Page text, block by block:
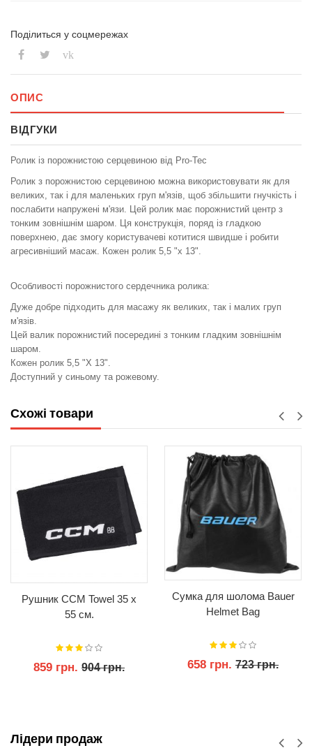
Поділиться у соцмережах
vk
ОПИС
ВІДГУКИ
Ролик із порожнистою серцевиною від Pro-Tec
Ролик з порожнистою серцевиною можна використовувати як для
великих, так і для маленьких груп м'язів, щоб збільшити гнучкість і
послабити напружені м'язи. Цей ролик має порожнистий центр з
тонким зовнішнім шаром. Ця конструкція, поряд із гладкою
поверхнею, дає змогу користувачеві котитися швидше і робити
агресивніший масаж. Кожен ролик 5,5 "х 13".
Особливості порожнистого сердечника ролика:
Дуже добре підходить для масажу як великих, так і малих груп
м'язів.
Цей валик порожнистий посередині з тонким гладким зовнішнім
шаром.
Кожен ролик 5,5 "X 13".
Доступний у синьому та рожевому.
Схожі товари
Рушник CCM Towel 35 x
55 см.
859 грн. 904 грн.
Сумка для шолома Bauer
Helmet Bag
658 грн. 723 грн.
Лідери продаж